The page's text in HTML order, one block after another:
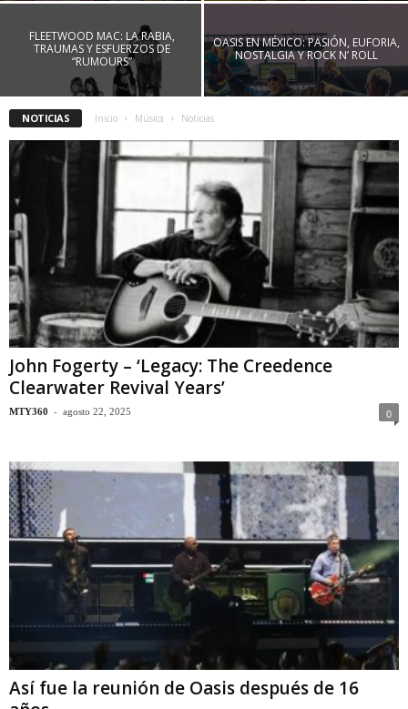
FLEETWOOD MAC: LA RABIA,
TRAUMAS Y ESFUERZOS DE
“RUMOURS”
OASIS EN MÉXICO: PASIÓN, EUFORIA,
NOSTALGIA Y ROCK N’ ROLL
NOTICIAS Inicio Música Noticias
John Fogerty – ‘Legacy: The Creedence
Clearwater Revival Years’
MTY360 - agosto 22, 2025 0
Así fue la reunión de Oasis después de 16